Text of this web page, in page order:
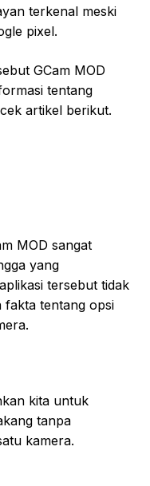
terkenal meski
pixel.
GCam MOD
tentang
artikel berikut.
MOD sangat
yang
tersebut tidak
fakta tentang opsi
kita untuk
tanpa
kamera.